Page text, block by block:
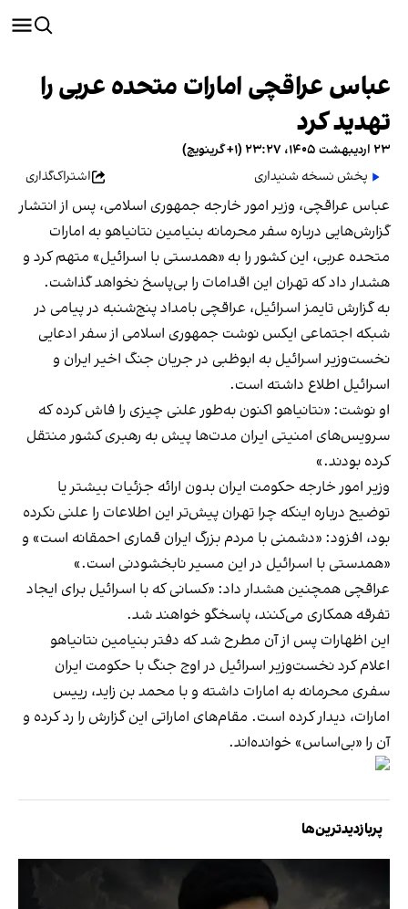
عباس عراقچی امارات متحده عربی را
تهدید کرد
۲۳ اردیبهشت ۱۴۰۵، ۲۳:۲۷ (‎+۱ گرینویچ)
پخش نسخه شنیداری
اشتراک‌گذاری
عباس عراقچی، وزیر امور خارجه جمهوری اسلامی، پس از انتشار
گزارش‌هایی درباره سفر محرمانه بنیامین نتانیاهو به امارات
متحده عربی، این کشور را به «همدستی با اسرائیل» متهم کرد و
هشدار داد که تهران این اقدامات را بی‌پاسخ نخواهد گذاشت.
به گزارش تایمز اسرائیل، عراقچی بامداد پنج‌شنبه در پیامی در
شبکه اجتماعی ایکس نوشت جمهوری اسلامی از سفر ادعایی
نخست‌وزیر اسرائیل به ابوظبی در جریان جنگ اخیر ایران و
اسرائیل اطلاع داشته است.
او نوشت: «نتانیاهو اکنون به‌طور علنی چیزی را فاش کرده که
سرویس‌های امنیتی ایران مدت‌ها پیش به رهبری کشور منتقل
کرده بودند.»
وزیر امور خارجه حکومت ایران بدون ارائه جزئیات بیشتر یا
توضیح درباره اینکه چرا تهران پیش‌تر این اطلاعات را علنی نکرده
بود، افزود: «دشمنی با مردم بزرگ ایران قماری احمقانه است» و
«همدستی با اسرائیل در این مسیر نابخشودنی است.»
عراقچی همچنین هشدار داد: «کسانی که با اسرائیل برای ایجاد
تفرقه همکاری می‌کنند، پاسخگو خواهند شد.
این اظهارات پس از آن مطرح شد که دفتر بنیامین نتانیاهو
اعلام کرد نخست‌وزیر اسرائیل در اوج جنگ با حکومت ایران
سفری محرمانه به امارات داشته و با محمد بن زاید، رییس
امارات، دیدار کرده است. مقام‌های اماراتی این گزارش را رد کرده و
آن را «بی‌اساس» خوانده‌اند.
پربازدیدترین‌ها